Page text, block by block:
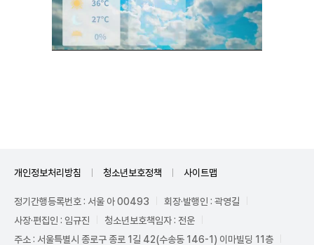
개인정보처리방침 청소년보호정책 사이트맵
정기간행등록번호 : 서울 아 00493
회장·발행인 : 곽영길
사장·편집인 : 임규진
청소년보호책임자 : 전운
주소 : 서울특별시 종로구 종로 1길 42(수송동 146-1) 이마빌딩 11층